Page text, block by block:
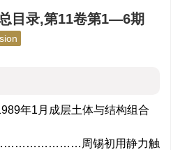
目录,第11卷第1—6期
年1月成层土体与结构组合
周锡初用静力触